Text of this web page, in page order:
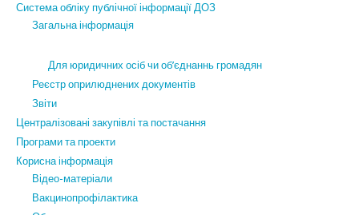
Система обліку публічної інформації ДОЗ
Загальна інформація
Для юридичних осіб чи об’єднаннь громадян
Реєстр оприлюднених документів
Звіти
Централізовані закупівлі та постачання
Програми та проекти
Корисна інформація
Відео-матеріали
Вакцинопрофілактика